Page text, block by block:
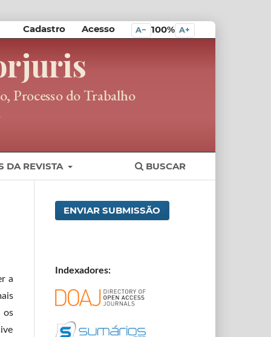
DA REVISTA BUSCAR
Cadastro Acesso A− 100% A+
a
os
ENVIAR SUBMISSÃO
Indexadores: